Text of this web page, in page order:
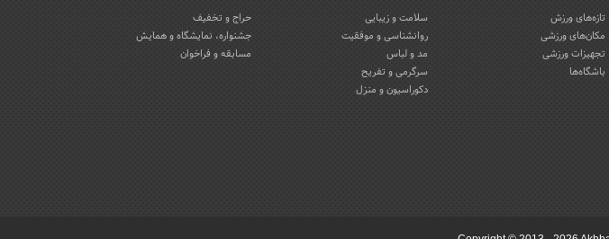
تازه‌های ورزش
مکان‌های ورزشی
تجهیزات ورزشی
باشگاه‌ها
سلامت و زیبایی
روانشناسی و موفقیت
مد و لباس
سرگرمی و تفریح
دکوراسیون و منزل
حراج و تخفیف
جشنواره، نمایشگاه و همایش
مسابقه و فراخوان